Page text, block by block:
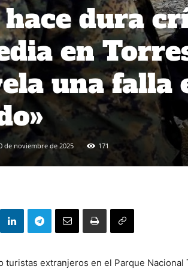
hace dura
en
una
de noviembre de 2025 171
turistas extranjeros en el Parque Nacional